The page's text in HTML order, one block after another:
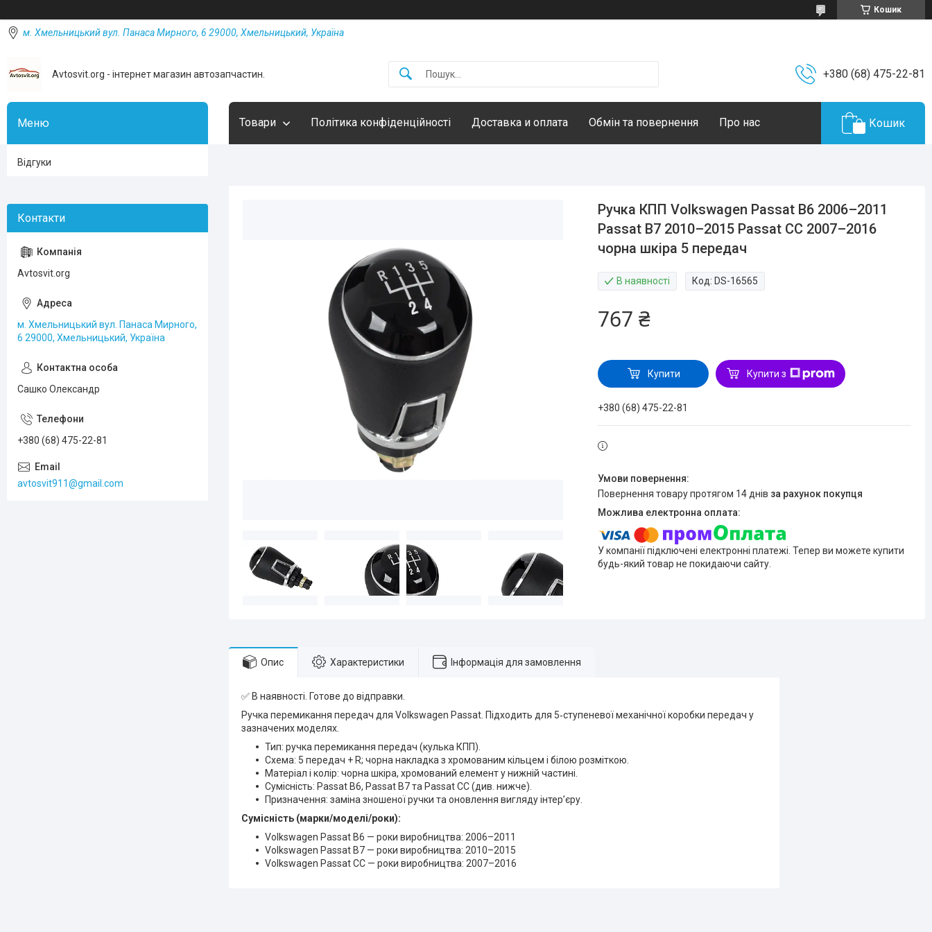
Кошик
м. Хмельницький вул. Панаса Мирного, 6 29000, Хмельницький, Україна
Avtosvit.org - інтернет магазин автозапчастин. +380 (68) 475-22-81
Товари Політика конфіденційності Доставка и оплата Обмін та повернення Про нас Кошик
Ручка КПП Volkswagen Passat B6 2006–2011
Passat B7 2010–2015 Passat CC 2007–2016
чорна шкіра 5 передач
В наявності Код: DS-16565
767 ₴
Купити Купити з
+380 (68) 475-22-81
повернення товару протягом 14 днів за рахунок покупця
У компанії підключені електронні платежі. Тепер ви можете купити
будь-який товар не покидаючи сайту.
Опис Характеристики Інформація для замовлення
✅ В наявності. Готове до відправки.
Ручка перемикання передач для Volkswagen Passat. Підходить для 5‑ступеневої механічної коробки передач у
зазначених моделях.
Тип: ручка перемикання передач (кулька КПП).
Схема: 5 передач + R; чорна накладка з хромованим кільцем і білою розміткою.
Матеріал і колір: чорна шкіра, хромований елемент у нижній частині.
Сумісність: Passat B6, Passat B7 та Passat CC (див. нижче).
Призначення: заміна зношеної ручки та оновлення вигляду інтер’єру.
Сумісність (марки/моделі/роки):
Volkswagen Passat B6 — роки виробництва: 2006–2011
Volkswagen Passat B7 — роки виробництва: 2010–2015
Volkswagen Passat CC — роки виробництва: 2007–2016
Відгуки
Avtosvit.org
м. Хмельницький вул. Панаса Мирного,
6 29000, Хмельницький, Україна
Сашко Олександр
+380 (68) 475-22-81
avtosvit911@gmail.com